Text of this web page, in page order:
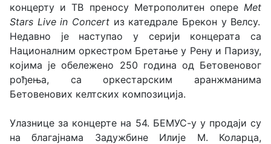
концерту и ТВ преносу Метрополитен опере Met
Stars Livein Concert из катедрале Брекон у Велсу.
Недавно је наступао у серији концерата са
Националним оркестром Бретање у Рену и Паризу,
којима је обележено 250 година од Бетовеновог
рођења, са оркестарским аранжманима
Бетовенових келтских композицијa.
Улазнице за концерте на 54. БЕМУС-у у продаји су
на благајнама Задужбине Илије М. Коларца,